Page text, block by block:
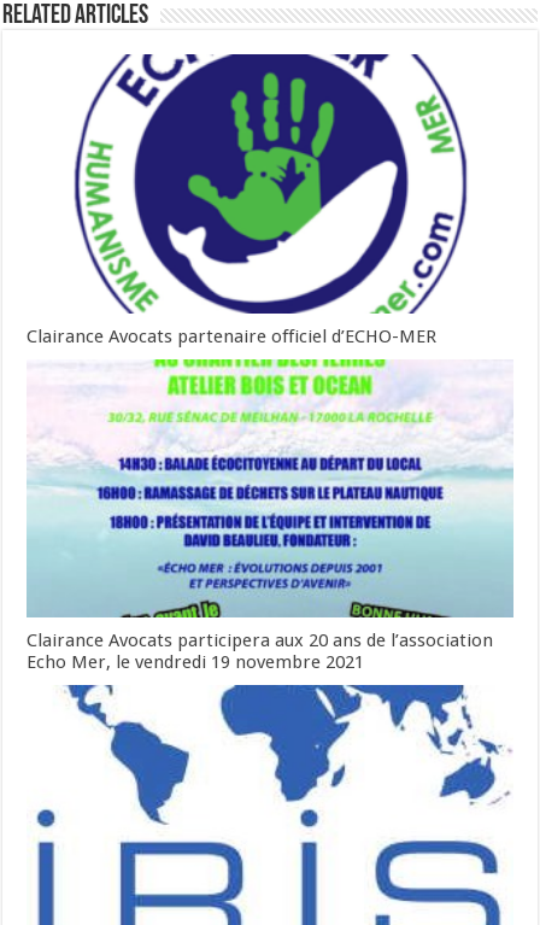
Related Articles
Clairance Avocats partenaire officiel d’ECHO-MER
Clairance Avocats participera aux 20 ans de l’association
Echo Mer, le vendredi 19 novembre 2021